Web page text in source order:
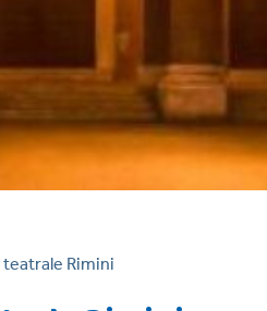
teatrale Rimini